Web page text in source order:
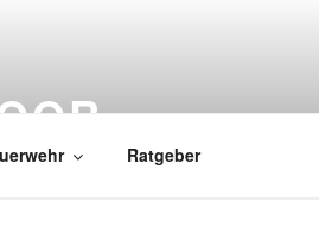
Ratgeber